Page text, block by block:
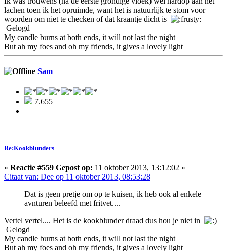
lachen toen ik het opruimde, want het is natuurlijk te stom voor
woorden om niet te checken of dat kraantje dicht is
Gelogd
My candle burns at both ends, it will not last the night
But ah my foes and oh my friends, it gives a lovely light
Sam
7.655
Re:Kookblunders
« Reactie #559 Gepost op: 11 oktober 2013, 13:12:02 »
Citaat van: Dee op 11 oktober 2013, 08:53:28
Dat is geen pretje om op te kuisen, ik heb ook al enkele
avnturen beleefd met fritvet....
Vertel vertel.... Het is de kookblunder draad dus hou je niet in
Gelogd
My candle burns at both ends, it will not last the night
But ah my foes and oh my friends, it gives a lovely light